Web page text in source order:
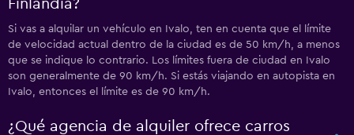
Finlandia?
Si vas a alquilar un vehículo en Ivalo, ten en cuenta que el límite
de velocidad actual dentro de la ciudad es de 50 km/h, a menos
que se indique lo contrario. Los límites fuera de ciudad en Ivalo
son generalmente de 90 km/h. Si estás viajando en autopista en
Ivalo, entonces el límite es de 90 km/h.
¿Qué agencia de alquiler ofrece carros